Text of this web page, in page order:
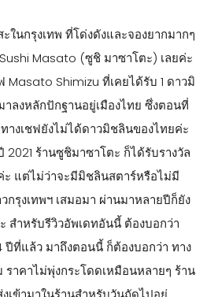
ในกรุงเทพ ที่โด่งดังและจองยากมากๆ
Masato (ซูชิ มาซาโตะ) เลยค่ะ
Masato Shimizu ที่เคยได้รับ 1 ดาวมิ
ลงหลักปักฐานอยู่เมืองไทย ซึ่งตอนที่
างเชฟยังไม่ได้ดาวมิชลินของไทยค่ะ
ร้านซูชิมาซาโตะ ก็ได้รับรางวัล
ะ แต่ไม่ว่าจะมีมิชลินสตาร์หรือไม่มี
รุงเทพฯ เสมอมา ผ่านมาหลายปีก็ยัง
สำหรับรีวิวอัพเดทอันนี้ ต้องบอกว่า
ปีที่แล้ว มาถึงตอนนี้ ก็ต้องบอกว่า ทาง
ราคาไม่พุ่งกระโดดเหมือนหลายๆ ร้าน